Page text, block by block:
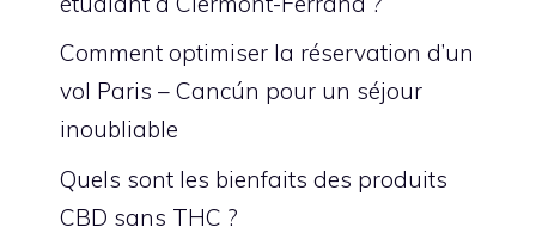
Comment optimiser la réservation d’un
vol Paris – Cancún pour un séjour
inoubliable
Quels sont les bienfaits des produits
CBD sans THC ?